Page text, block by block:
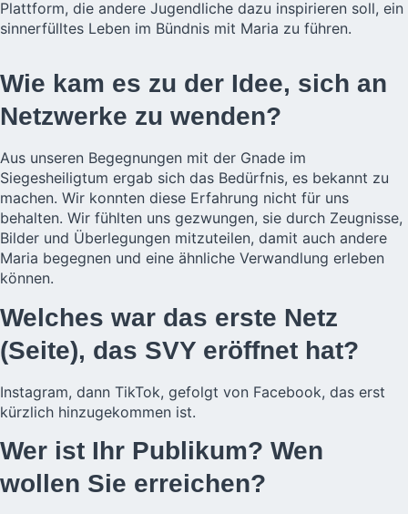
Plattform, die andere Jugendliche dazu inspirieren soll, ein
sinnerfülltes Leben im Bündnis mit Maria zu führen.
Wie kam es zu der Idee, sich an
Netzwerke zu wenden?
Aus unseren Begegnungen mit der Gnade im
Siegesheiligtum ergab sich das Bedürfnis, es bekannt zu
machen. Wir konnten diese Erfahrung nicht für uns
behalten. Wir fühlten uns gezwungen, sie durch Zeugnisse,
Bilder und Überlegungen mitzuteilen, damit auch andere
Maria begegnen und eine ähnliche Verwandlung erleben
können.
Welches war das erste Netz
(Seite), das SVY eröffnet hat?
Instagram, dann TikTok, gefolgt von Facebook, das erst
kürzlich hinzugekommen ist.
Wer ist Ihr Publikum? Wen
wollen Sie erreichen?